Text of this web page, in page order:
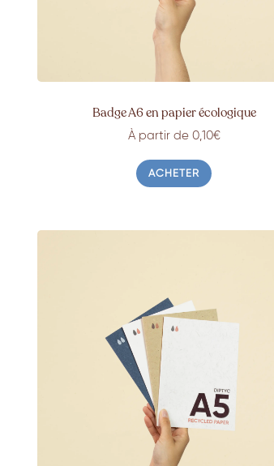
Badge A6 en papier écologique
À partir de 0,10€
ACHETER